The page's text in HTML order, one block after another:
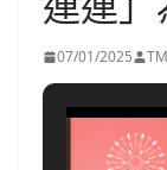
07/01/2025